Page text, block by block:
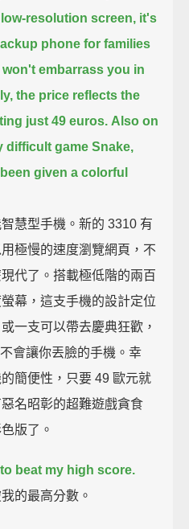
resolution screen, it's
phone for families
embarrass you in
the price reflects the
just 49 euros. Also on
difficult game Snake,
given a colorful
慧型手機。新的 3310 有
極慢的速度瀏覽網頁，不
代了。搭載極低階的兩百
幕，這支手機的設計定位
一支可以帶去慶典狂歡，
會讓你丟臉的手機。幸
簡便性，只要 49 歐元就
名昭彰的超難遊戲貪食
版了。
beat my high score.
的最高分數。